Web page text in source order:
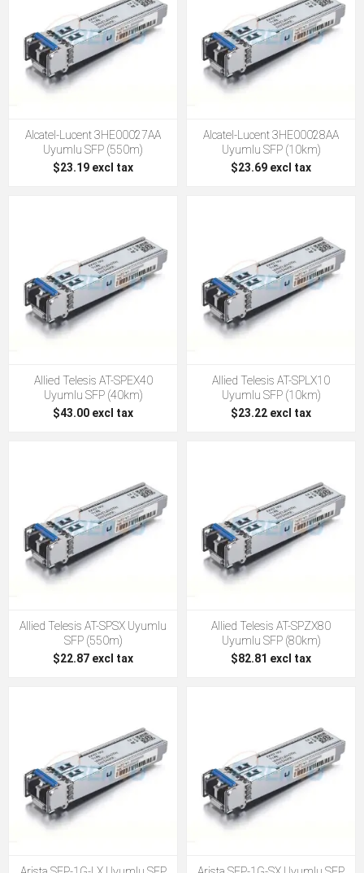
Alcatel-Lucent 3HE00027AA
Uyumlu SFP (550m)
$23.19 excl tax
Alcatel-Lucent 3HE00028AA
Uyumlu SFP (10km)
$23.69 excl tax
Allied Telesis AT-SPEX40
Uyumlu SFP (40km)
$43.00 excl tax
Allied Telesis AT-SPLX10
Uyumlu SFP (10km)
$23.22 excl tax
Allied Telesis AT-SPSX Uyumlu
SFP (550m)
$22.87 excl tax
Allied Telesis AT-SPZX80
Uyumlu SFP (80km)
$82.81 excl tax